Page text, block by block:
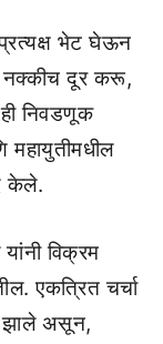
भेट घेऊन
नक्कीच दूर करू,
निवडणूक
महायुतीमधील
केले.
विक्रम
एकत्रित चर्चा
झाले असून,